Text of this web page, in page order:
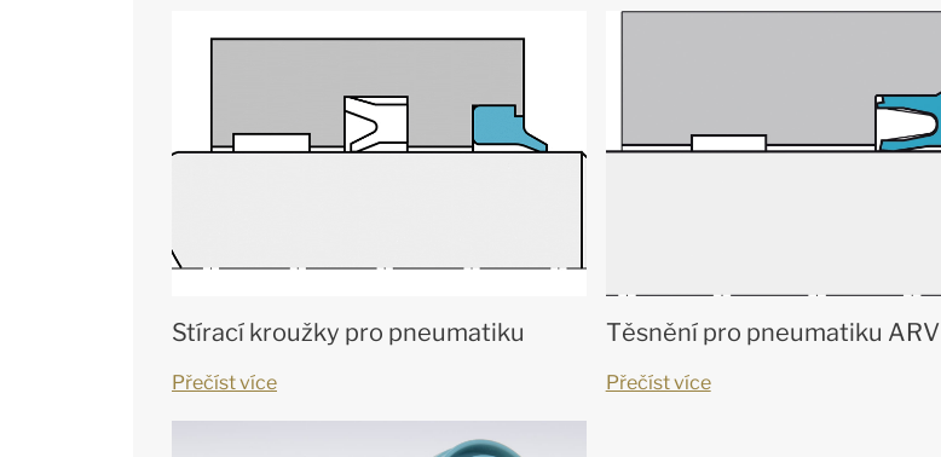
Stírací kroužky pro pneumatiku
Přečíst více
Těsnění pro pneumatiku ARV
Přečíst více